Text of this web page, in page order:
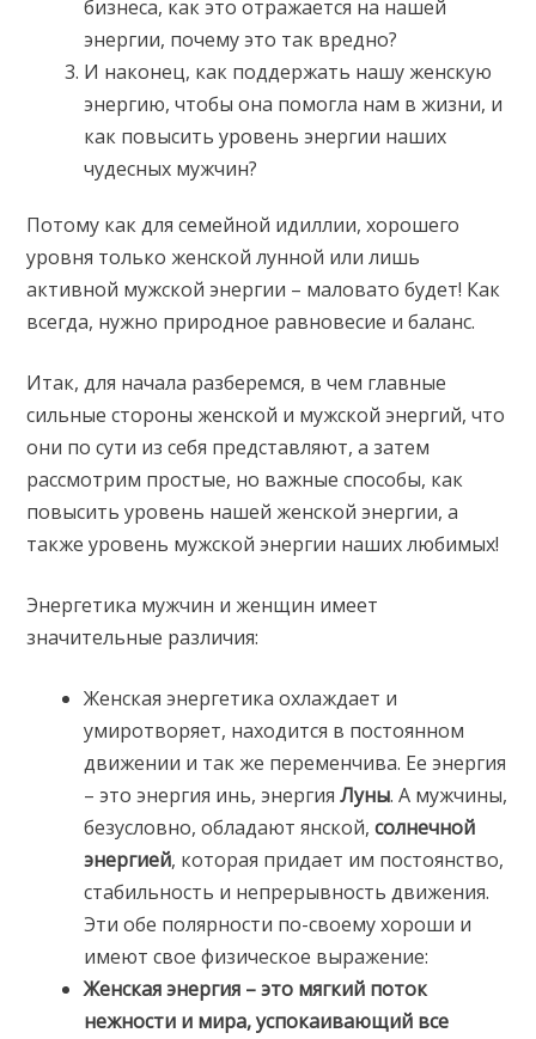
бизнеса, как это отражается на нашей
энергии, почему это так вредно?
И наконец, как поддержать нашу женскую
энергию, чтобы она помогла нам в жизни, и
как повысить уровень энергии наших
чудесных мужчин?
Потому как для семейной идиллии, хорошего
уровня только женской лунной или лишь
активной мужской энергии – маловато будет! Как
всегда, нужно природное равновесие и баланс.
Итак, для начала разберемся, в чем главные
сильные стороны женской и мужской энергий, что
они по сути из себя представляют, а затем
рассмотрим простые, но важные способы, как
повысить уровень нашей женской энергии, а
также уровень мужской энергии наших любимых!
Энергетика мужчин и женщин имеет
значительные различия:
Женская энергетика охлаждает и
умиротворяет, находится в постоянном
движении и так же переменчива. Ее энергия
– это энергия инь, энергияЛуны. А мужчины,
безусловно, обладают янской,солнечной
энергией, которая придает им постоянство,
стабильность и непрерывность движения.
Эти обе полярности по-своему хороши и
имеют свое физическое выражение:
Женская энергия – это мягкий поток
нежности и мира, успокаивающий все